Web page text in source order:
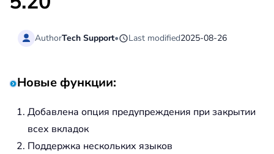
AuthorTech Support• Last modified2025-08-26
Новые функции:
Добавлена опция предупреждения при закрытии
всех вкладок
Поддержка нескольких языков